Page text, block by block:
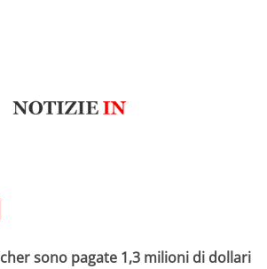
sono pagate 1,3 milioni di dollari